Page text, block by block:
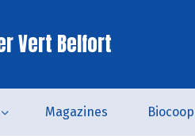
Vert Belfort
Magazines Biocoop